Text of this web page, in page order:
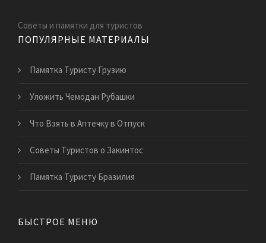
Советы и памятки для туристов
ПОПУЛЯРНЫЕ МАТЕРИАЛЫ
Памятка Туристу Грузию
Уложить Чемодан Рубашки
Что Взять в Аптечку в Отпуск
Советы Туристов о Закинтос
Памятка Туристу Бразилия
БЫСТРОЕ МЕНЮ